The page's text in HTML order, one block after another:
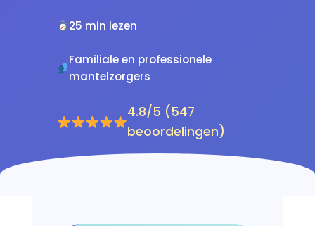
25 min lezen
Familiale en professionele
mantelzorgers
4.8/5 (547
beoordelingen)